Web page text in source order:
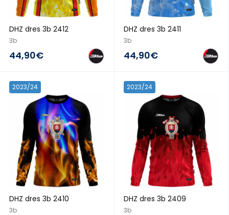
DHZ dres 3b 2412
3b
44,90€
DHZ dres 3b 2411
3b
44,90€
2023/24
DHZ dres 3b 2410
3b
2023/24
DHZ dres 3b 2409
3b